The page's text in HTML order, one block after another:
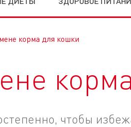
корма для кошки
чтобы